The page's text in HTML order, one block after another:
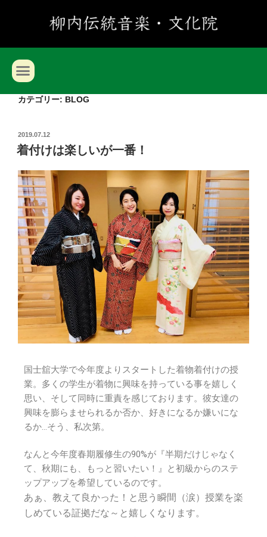
カテゴリー: BLOG
2019.07.12
着付けは楽しいが一番！
国士舘大学で今年度よりスタートした着物着付けの授
業。多くの学生が着物に興味を持っている事を嬉しく
思い、そして同時に重責を感じております。彼女達の
興味を膨らませられるか否か、好きになるか嫌いにな
るか…そう、私次第。
なんと今年度春期履修生の90%が『半期だけじゃなく
て、秋期にも、もっと習いたい！』と初級からのステ
ップアップを希望しているのです。
あぁ、教えて良かった！と思う瞬間（涙）授業を楽
しめている証拠だな～と嬉しくなります。